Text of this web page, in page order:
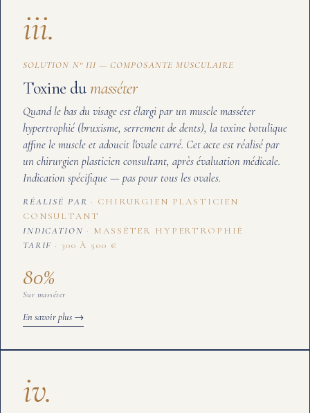
iii.
SOLUTION N° III — COMPOSANTE MUSCULAIRE
Toxine dumasséter
Quand le bas du visage est élargi par un muscle masséter
hypertrophié (bruxisme, serrement de dents), la toxine botulique
affine le muscle et adoucit l'ovale carré. Cet acte est réalisé par
un chirurgien plasticien consultant, après évaluation médicale.
Indication spécifique — pas pour tous les ovales.
RÉALISÉ PAR
CHIRURGIEN PLASTICIEN
CONSULTANT
INDICATION
MASSÉTER HYPERTROPHIÉ
TARIF
300 À 500 €
80%
Sur masséter
En savoir plus →
iv.